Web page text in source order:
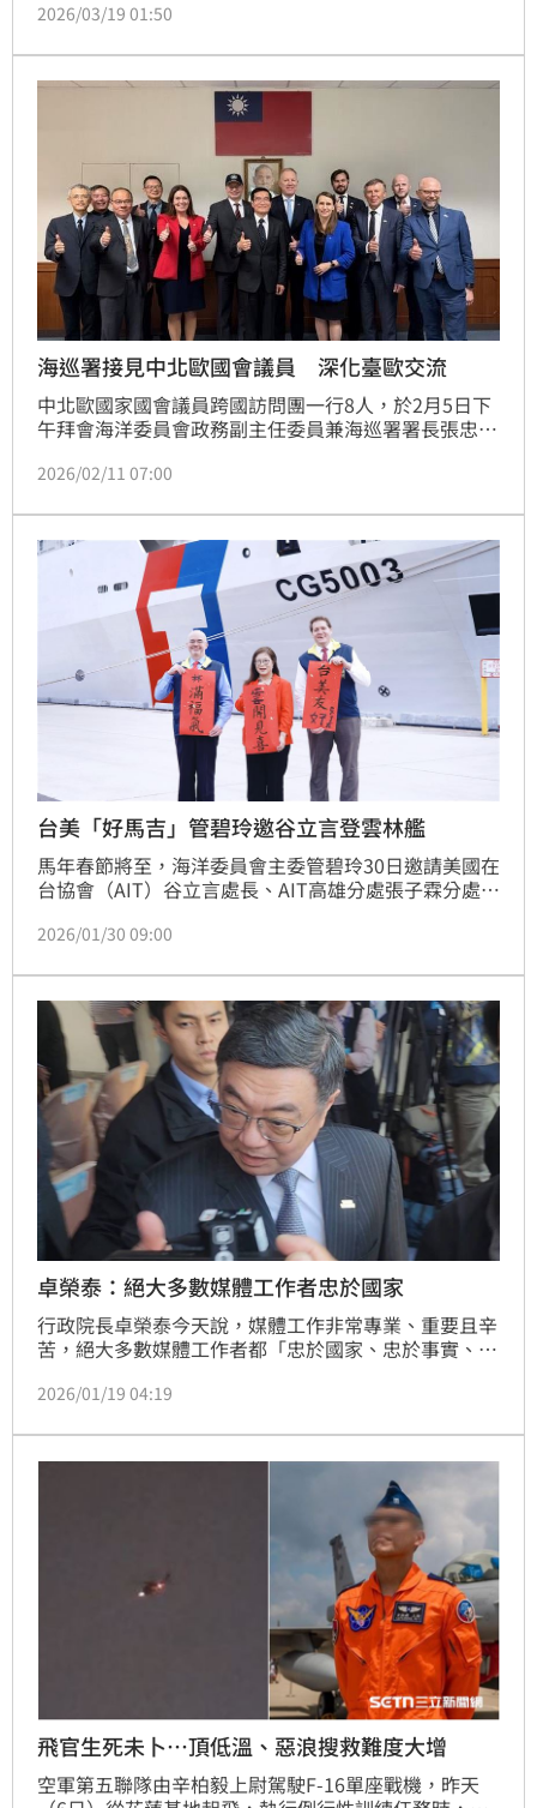
會議廳舉行。論壇匯集來自政府機構、學術界與國際環
理、科技創新與區域合作等重要議題，期望透過跨國知
識交流與政策對話，強化海洋環境保護並推動永續發
2026/03/19 01:50
海巡署接見中北歐國會議員 深化臺歐交流
中北歐國家國會議員跨國訪問團一行8人，於2月5日下
午拜會海洋委員會政務副主任委員兼海巡署署長張忠
性等議題進行交流，並針對區域安全現況交換意見，展
鏈穩定上的共同立場。
2026/02/11 07:00
台美「好馬吉」管碧玲邀谷立言登雲林艦
馬年春節將至，海洋委員會主委管碧玲30日邀請美國在
台協會（AIT）谷立言處長、AIT高雄分處張子霖分處
26年以來，首位AIT處長登上最大海巡艦。管碧玲邀請
者會」，隨後登雲林艦，一同在艦上揮毫體驗台灣春節
文化，並親手包水餃與艦上同仁分享，展現台美安全戰
略及印太和平鎖鏈「好馬吉」的深厚友誼
2026/01/30 09:00
卓榮泰：絕大多數媒體工作者忠於國家
行政院長卓榮泰今天說，媒體工作非常專業、重要且辛
苦，絕大多數媒體工作者都「忠於國家、忠於事實、忠
作者表達最大感激。
2026/01/19 04:19
飛官生死未卜…頂低溫、惡浪搜救難度大增
空軍第五聯隊由辛柏毅上尉駕駛F-16單座戰機，昨天